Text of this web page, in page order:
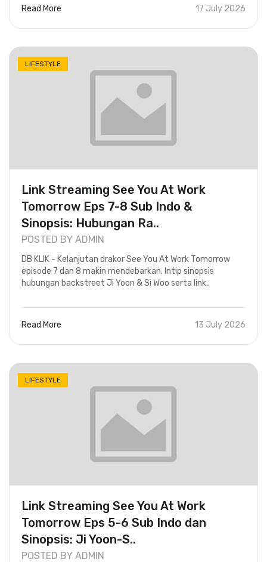
Read More 17 July 2026
LIFESTYLE
Link Streaming See You At Work
Tomorrow Eps 7-8 Sub Indo &
Sinopsis: Hubungan Ra..
POSTED BY ADMIN
DB KLIK - Kelanjutan drakor See You At Work Tomorrow
episode 7 dan 8 makin mendebarkan. Intip sinopsis
hubungan backstreet Ji Yoon & Si Woo serta link..
Read More 13 July 2026
LIFESTYLE
Link Streaming See You At Work
Tomorrow Eps 5-6 Sub Indo dan
Sinopsis: Ji Yoon-S..
POSTED BY ADMIN